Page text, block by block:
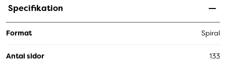
Specifikation
Format Spiral
Antal sidor 133